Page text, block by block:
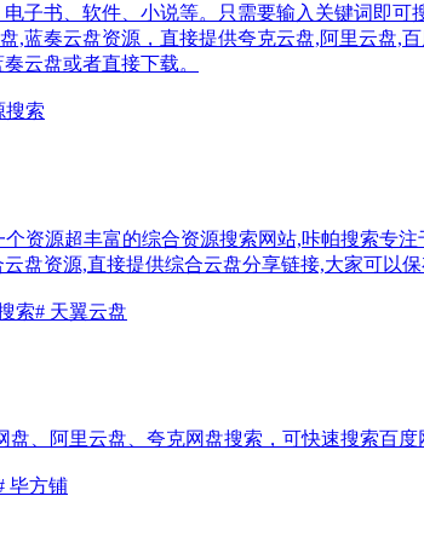
子书、软件、小说等。只需要输入关键词即
,蓝奏云盘资源，直接提供夸克云盘,阿里云盘,
云盘或者直接下载。
搜索
个资源超丰富的综合资源搜索网站,咔帕搜索
盘资源,直接提供综合云盘分享链接,大家可以
索# 天翼云盘
、阿里云盘、夸克网盘搜索，可快速搜索百
毕方铺